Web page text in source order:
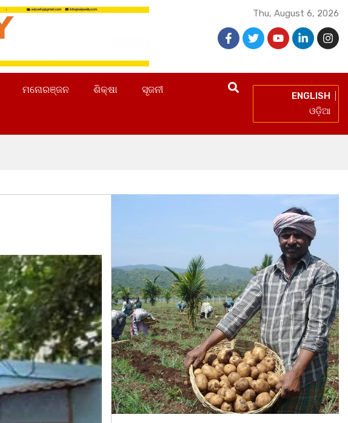
Thu, August 6, 2026
ମନୋରଞ୍ଜନ ଶିକ୍ଷା ସୃଜନୀ
ENGLISH
ଓଡ଼ିଆ